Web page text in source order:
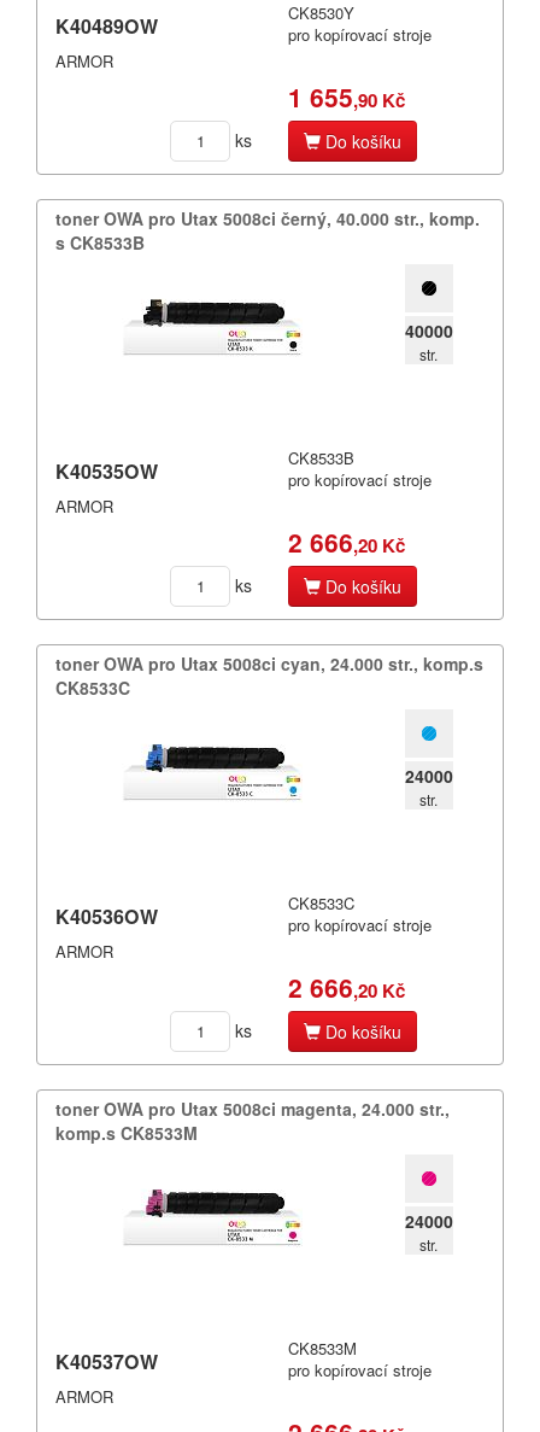
Samsung
Smith
Star
K40489OW
ARMOR
CK8530Y
pro kopírovací stroje
1 655,90 Kč
ks Do košíku
toner OWA pro Utax 5008ci černý,​ 40.​000 str.​,​ komp.​
s CK8533B
40000
str.
K40535OW
ARMOR
CK8533B
pro kopírovací stroje
2 666,20 Kč
ks Do košíku
toner OWA pro Utax 5008ci cyan,​ 24.​000 str.​,​ komp.​s
CK8533C
24000
str.
K40536OW
ARMOR
CK8533C
pro kopírovací stroje
2 666,20 Kč
ks Do košíku
toner OWA pro Utax 5008ci magenta,​ 24.​000 str.​,​
komp.​s CK8533M
24000
str.
K40537OW
ARMOR
CK8533M
pro kopírovací stroje